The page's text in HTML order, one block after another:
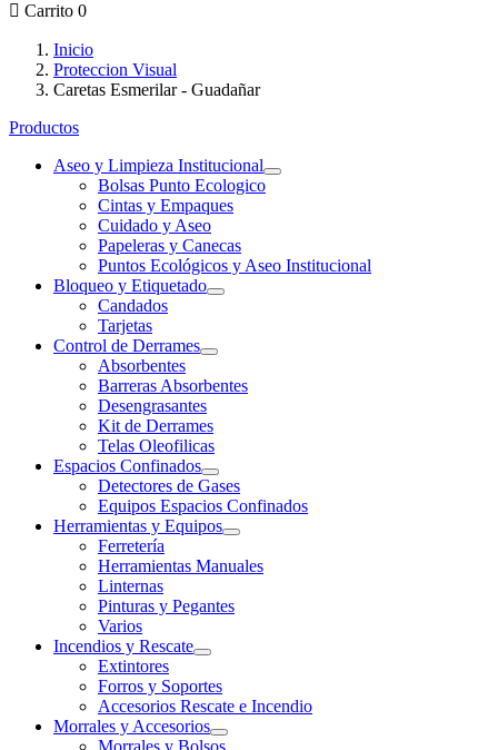
 Carrito 0
Inicio
Proteccion Visual
Caretas Esmerilar - Guadañar
Productos
Aseo y Limpieza Institucional
Bolsas Punto Ecologico
Cintas y Empaques
Cuidado y Aseo
Papeleras y Canecas
Puntos Ecológicos y Aseo Institucional
Bloqueo y Etiquetado
Candados
Tarjetas
Control de Derrames
Absorbentes
Barreras Absorbentes
Desengrasantes
Kit de Derrames
Telas Oleofilicas
Espacios Confinados
Detectores de Gases
Equipos Espacios Confinados
Herramientas y Equipos
Ferretería
Herramientas Manuales
Linternas
Pinturas y Pegantes
Varios
Incendios y Rescate
Extintores
Forros y Soportes
Accesorios Rescate e Incendio
Morrales y Accesorios
Morrales y Bolsos